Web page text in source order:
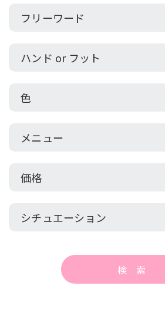
フリーワード
ハンド or フット
色
メニュー
価格
シチュエーション